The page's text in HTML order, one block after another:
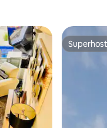
Superhost
Superhost